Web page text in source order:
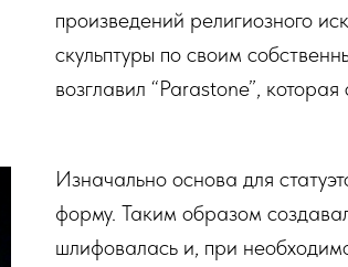
произведений религиозного
скульптуры по своим
возглавил “Parastone”,
Изначально основа для
форму. Таким образом
шлифовалась и, при